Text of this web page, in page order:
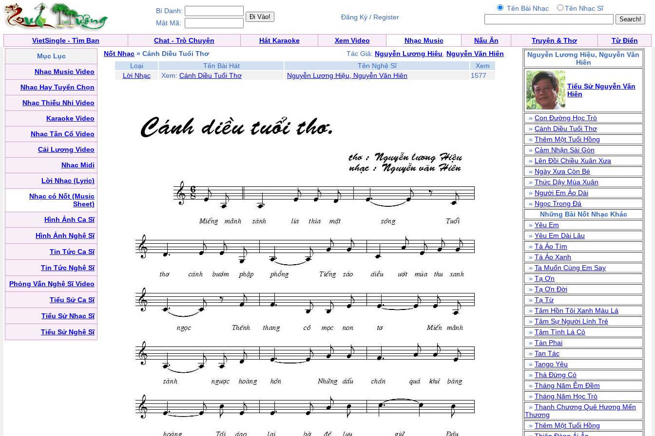
Bí Danh:
Mật Mã:
Đăng Ký / Register
Tên Bài Nhạc Tên Nhạc Sĩ
VietSingle - Tìm Bạn Chat - Trò Chuyện Hát Karaoke Xem Video Nhạc Music Nấu Ăn Truyện & Thơ
Từ Điển
Mục Lục
Nhạc Music Video
Nhạc Hay Tuyển Chọn
Nhạc Thiếu Nhi Video
Karaoke Video
Nhạc Tân Cổ Video
Cải Lương Video
Nhạc Midi
Lời Nhạc (Lyric)
Nhạc có Nốt (Music
Sheet)
Hình Ảnh Ca Sĩ
Hình Ảnh Nghệ Sĩ
Tin Tức Ca Sĩ
Tin Tức Nghệ Sĩ
Phỏng Vấn Nghệ Sĩ Video
Tiểu Sử Ca Sĩ
Tiểu Sử Nhạc Sĩ
Tiểu Sử Nghệ Sĩ
Nốt Nhạc » Cánh Diều Tuổi Thơ Tác Giả: Nguyễn Lương Hiệu
Nguyễn Văn Hiên
Loại
Tên Bài Hát Tên Nghệ Sĩ
Xem
Lời Nhạc
Xem: Cánh Diều Tuổi Thơ Nguyễn Lương Hiệu, Nguyễn Văn Hiên 1577
Nguyễn Lương Hiệu, Nguyễn Văn
Hiên
Tiểu Sử Nguyễn Văn
Hiên
» Con Đường Học Trò
» Cánh Diều Tuổi Thơ
» Thêm Một Tuổi Hồng
» Cảm Nhận Sài Gòn
» Lên Đồi Chiều Xuân Xưa
» Ngày Xưa Còn Bé
» Thức Dậy Mùa Xuân
» Người Em Áo Dài
» Ngọc Trong Đá
Những Bài Nốt Nhạc Khác
» Yêu Em
» Yêu Em Dài Lâu
» Tà Áo Tím
» Tà Áo Xanh
» Ta Muốn Cùng Em Say
» Tạ Ơn
» Tạ Ơn Đời
» Tạ Từ
» Tâm Hồn Tôi Xanh Màu Lá
» Tâm Sự Người Lính Trẻ
» Tâm Tình Lá Cỏ
» Tàn Phai
» Tan Tác
» Tango Yêu
» Thà Đừng Có
» Tháng Năm Êm Đềm
» Tháng Năm Học Trò
» Thanh Chương Quê Hương Mến
Thương
» Thêm Một Tuổi Hồng